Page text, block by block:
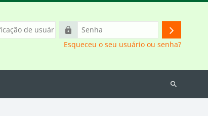
Senha
Acessar
Esqueceu o seu usuário ou senha?
Buscar